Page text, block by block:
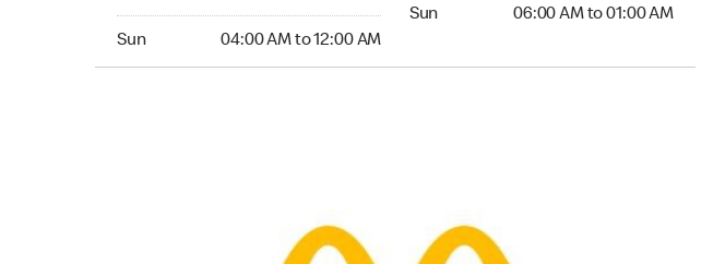
Sun 04:00 AM to 12:00 AM
Sun 06:00 AM to 01:00 AM